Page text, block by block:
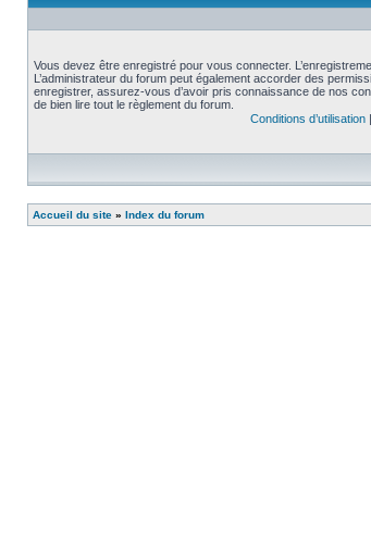
Vous devez être enregistré pour vous connecter.
L’administrateur du forum peut également accorder des
enregistrer, assurez-vous d’avoir pris connaissance de nos
de bien lire tout le règlement du forum.
Conditions d’utilisation|
Accueil du site » Index du forum